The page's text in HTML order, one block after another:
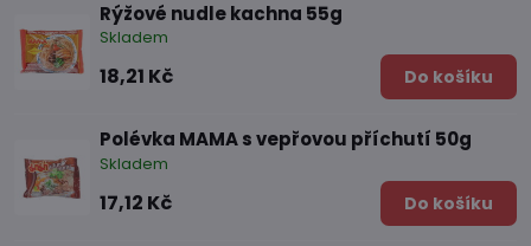
Rýžové nudle kachna 55g
Skladem
18,21 Kč Do košíku
Polévka MAMA s vepřovou příchutí 50g
Skladem
17,12 Kč Do košíku